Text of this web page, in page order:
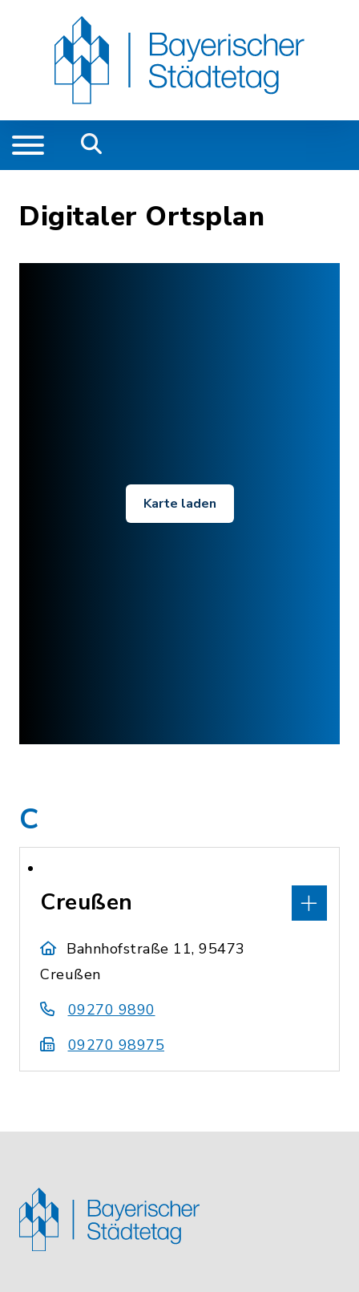
Digitaler Ortsplan
Karte laden
C
Creußen
Bahnhofstraße 11, 95473
Creußen
09270 9890
09270 98975